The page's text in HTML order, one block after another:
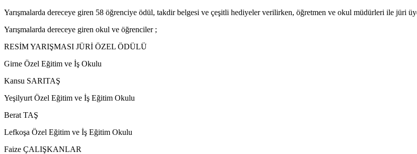
Yarışmalarda dereceye giren 58 öğrenciye ödül, takdir belgesi ve çeşitli hediyeler verilirken, öğretmen ve okul müdürleri ile jüri
Yarışmalarda dereceye giren okul ve öğrenciler ;
RESİM YARIŞMASI JÜRİ ÖZEL ÖDÜLÜ
Girne Özel Eğitim ve İş Okulu
Kansu SARITAŞ
Yeşilyurt Özel Eğitim ve İş Eğitim Okulu
Berat TAŞ
Lefkoşa Özel Eğitim ve İş Eğitim Okulu
Faize ÇALIŞKANLAR